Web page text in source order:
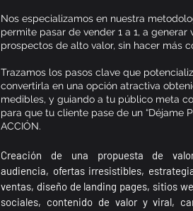
Nos especializamos en nuestra
permite pasar de vender 1 a 1, a generar
prospectos de alto valor, sin hacer más
Trazamos los pasos clave que
convertirla en una opción atractiva
medibles, y guiando a tu público meta
para que tu cliente pase de un “Déjame
ACCIÓN.
Creación de una propuesta de
audiencia, ofertas irresistibles,
ventas, diseño de landing pages, sitios
sociales, contenido de valor y viral,